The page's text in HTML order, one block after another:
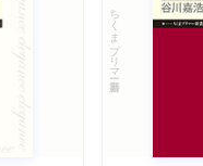
ちくまプリマー新書